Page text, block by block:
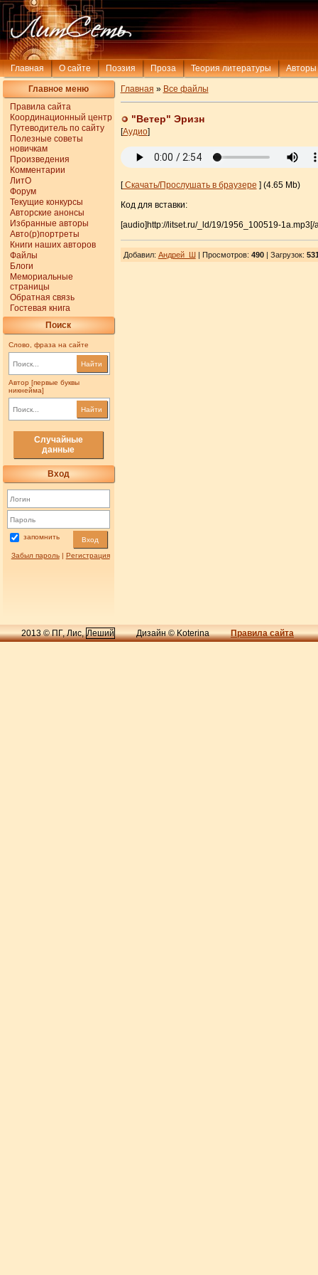
Главная О сайте Поэзия Проза Теория литературы Авторы
Главное меню
Правила сайта
Координационный центр
Путеводитель по сайту
Полезные советы
новичкам
Произведения
Комментарии
ЛитО
Форум
Текущие конкурсы
Авторские анонсы
Избранные авторы
Авто(р)портреты
Книги наших авторов
Файлы
Блоги
Мемориальные
страницы
Обратная связь
Гостевая книга
Поиск
Слово, фраза на сайте
Найти
Автор [первые буквы
никнейма]
Найти
Случайные
данные
Вход
запомнить Вход
Забыл пароль| Регистрация
Главная » Все файлы
"Ветер" Эризн
[Аудио]
[Скачать/Прослушать в браузере ] (4.65 Mb)
Код для вставки:
[audio]http://litset.ru/_ld/19/1956_100519-1a.mp3[/
Добавил: Андрей_Ш | Просмотров: 490| Загрузок:
2013 © ПГ, Лис,Леший Дизайн © Koterina Правила сайта